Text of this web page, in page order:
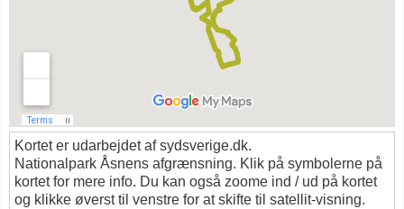
Kortet er udarbejdet af sydsverige.dk.
Nationalpark Åsnens afgrænsning. Klik på symbolerne på
kortet for mere info. Du kan også zoome ind / ud på kortet
og klikke øverst til venstre for at skifte til satellit-visning.